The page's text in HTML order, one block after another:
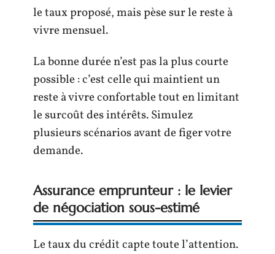
le taux proposé, mais pèse sur le reste à
vivre mensuel.
La bonne durée n’est pas la plus courte
possible : c’est celle qui maintient un
reste à vivre confortable tout en limitant
le surcoût des intérêts. Simulez
plusieurs scénarios avant de figer votre
demande.
Assurance emprunteur : le levier
de négociation sous-estimé
Le taux du crédit capte toute l’attention.